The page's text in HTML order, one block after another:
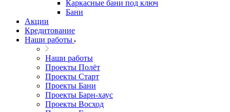
Каркасные бани под ключ
Бани
Акции
Кредитование
Наши работы
Наши работы
Проекты Полёт
Проекты Старт
Проекты Бани
Проекты Барн-хаус
Проекты Восход